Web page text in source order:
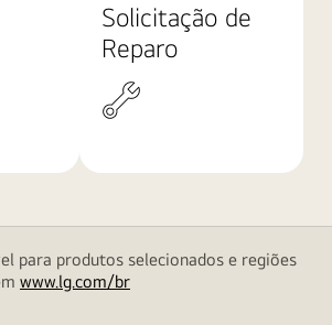
Solicitação de
Reparo
para produtos selecionados e regiões
www.lg.com/br